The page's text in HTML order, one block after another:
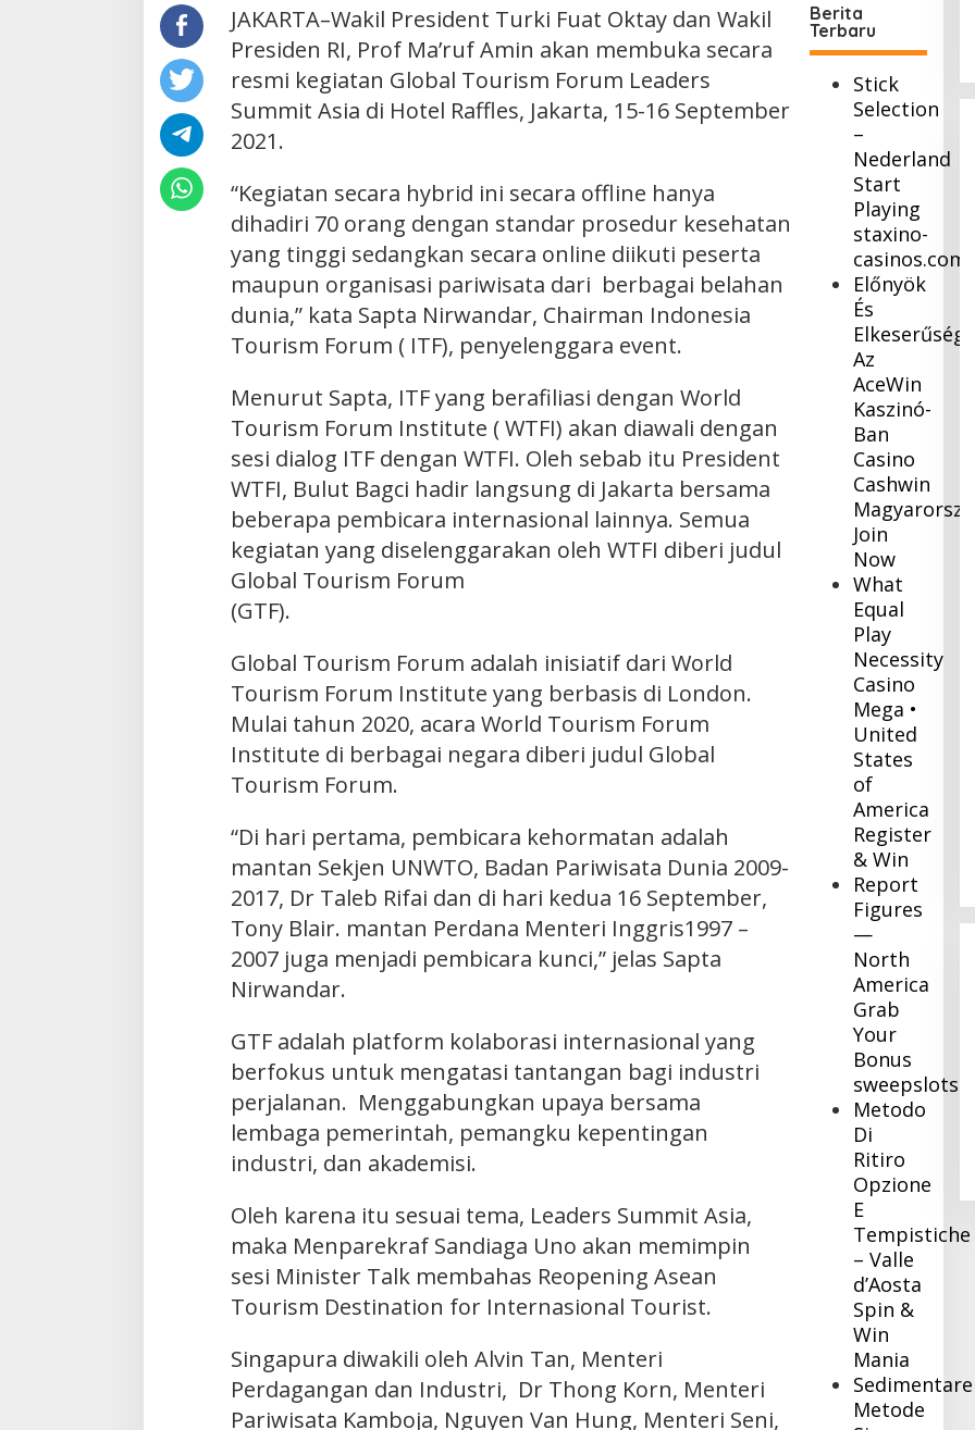
JAKARTA–Wakil President Turki Fuat Oktay dan Wakil
Presiden RI, Prof Ma’ruf Amin akan membuka secara
resmi kegiatan Global Tourism Forum Leaders
Summit Asia di Hotel Raffles, Jakarta, 15-16 September
2021.
“Kegiatan secara hybrid ini secara offline hanya
dihadiri 70 orang dengan standar prosedur kesehatan
yang tinggi sedangkan secara online diikuti peserta
maupun organisasi pariwisata dari berbagai belahan
dunia,” kata Sapta Nirwandar, Chairman Indonesia
Tourism Forum ( ITF), penyelenggara event.
Menurut Sapta, ITF yang berafiliasi dengan World
Tourism Forum Institute ( WTFI) akan diawali dengan
sesi dialog ITF dengan WTFI. Oleh sebab itu President
WTFI, Bulut Bagci hadir langsung di Jakarta bersama
beberapa pembicara internasional lainnya. Semua
kegiatan yang diselenggarakan oleh WTFI diberi judul
Global Tourism Forum
(GTF).
Global Tourism Forum adalah inisiatif dari World
Tourism Forum Institute yang berbasis di London.
Mulai tahun 2020, acara World Tourism Forum
Institute di berbagai negara diberi judul Global
Tourism Forum.
“Di hari pertama, pembicara kehormatan adalah
mantan Sekjen UNWTO, Badan Pariwisata Dunia 2009-
2017, Dr Taleb Rifai dan di hari kedua 16 September,
Tony Blair. mantan Perdana Menteri Inggris1997 –
2007 juga menjadi pembicara kunci,” jelas Sapta
Nirwandar.
GTF adalah platform kolaborasi internasional yang
berfokus untuk mengatasi tantangan bagi industri
perjalanan. Menggabungkan upaya bersama
lembaga pemerintah, pemangku kepentingan
industri, dan akademisi.
Oleh karena itu sesuai tema, Leaders Summit Asia,
maka Menparekraf Sandiaga Uno akan memimpin
sesi Minister Talk membahas Reopening Asean
Tourism Destination for Internasional Tourist.
Singapura diwakili oleh Alvin Tan, Menteri
Perdagangan dan Industri, Dr Thong Korn, Menteri
Pariwisata Kamboja, Nguyen Van Hung, Menteri Seni,
Berita
Terbaru
Stick
Selection
–
Nederland
Start
Playing
staxino-
casinos.com
Előnyök
És
Elkeserűség
Az
AceWin
Kaszinó-
Ban
Casino
Cashwin
Join
Now
What
Equal
Play
Necessity
Casino
Mega •
United
States
of
America
Register
& Win
Report
Figures
—
North
America
Grab
Your
Bonus
Metodo
Di
Ritiro
Opzione
E
Tempistiche
– Valle
d’Aosta
Spin &
Win
Mania
Sedimentare
Metode
Pj Bupati Inhil Sambangi BNPB,
Konsultasi Dana Hibah Rehabilitasi
dan Konstruksi Pascabencana
Di Daerah